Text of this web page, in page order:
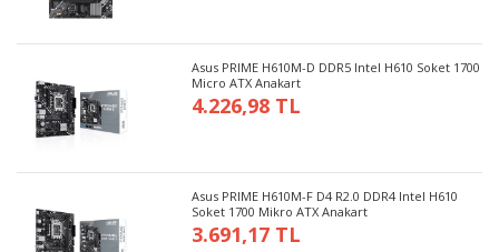
Asus PRIME H610M-D DDR5 Intel H610 Soket 1700
Micro ATX Anakart
4.226,98 TL
Asus PRIME H610M-F D4 R2.0 DDR4 Intel H610
Soket 1700 Mikro ATX Anakart
3.691,17 TL